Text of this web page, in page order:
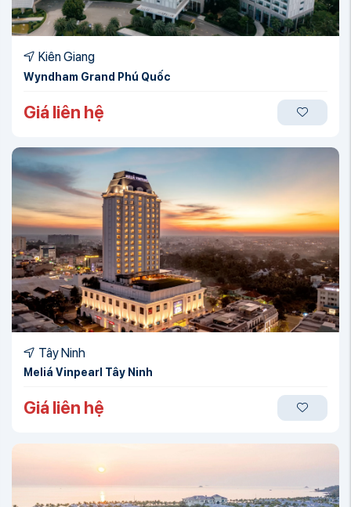
Kiên Giang
Wyndham Grand Phú Quốc
Giá liên hệ
Tây Ninh
Meliá Vinpearl Tây Ninh
Giá liên hệ